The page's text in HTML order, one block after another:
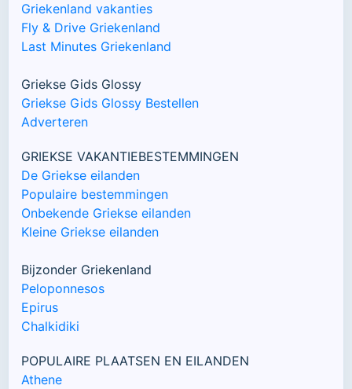
Griekenland vakanties
Fly & Drive Griekenland
Last Minutes Griekenland
Griekse Gids Glossy
Griekse Gids Glossy Bestellen
Adverteren
GRIEKSE VAKANTIEBESTEMMINGEN
De Griekse eilanden
Populaire bestemmingen
Onbekende Griekse eilanden
Kleine Griekse eilanden
Bijzonder Griekenland
Peloponnesos
Epirus
Chalkidiki
POPULAIRE PLAATSEN EN EILANDEN
Athene